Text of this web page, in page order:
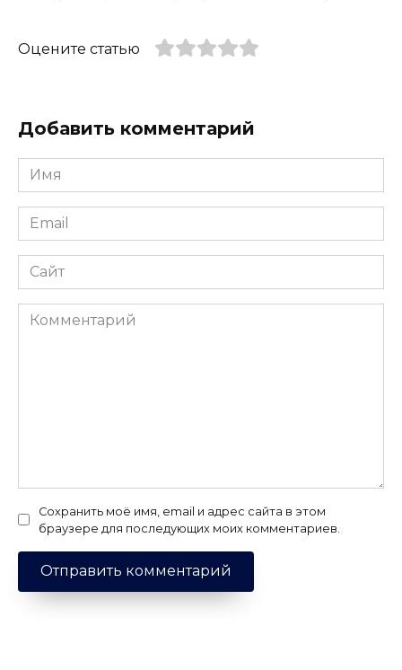
Оцените статью
Добавить комментарий
Имя
*
Email
*
Сайт
Комментарий
Сохранить моё имя, email и адрес сайта в этом
браузере для последующих моих комментариев.